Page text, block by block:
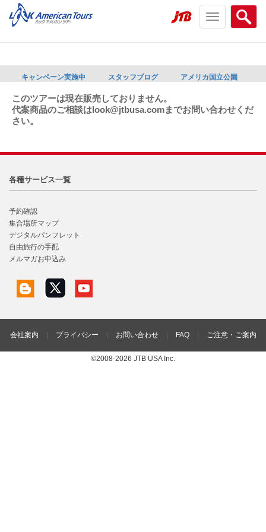
Search
menu
Toggle
navigation
キャンペーン実施中 スタッフブログ アメリカ国立公園
このツアーは現在販売しておりません。
代案商品のご相談はlook@jtbusa.comまでお問い合わせくだ
さい。
各種サービス一覧
予約確認
集合場所マップ
デジタルパンフレット
自由旅行の手配
メルマガお申込み
会社案内 プライバシー お問い合わせ FAQ ご注意・ご案内
©2008-2026 JTB USA Inc.